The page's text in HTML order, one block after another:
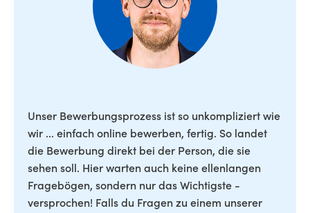
Unser Bewerbungsprozess ist so unkompliziert wie
wir ... einfach online bewerben, fertig. So landet
die Bewerbung direkt bei der Person, die sie
sehen soll. Hier warten auch keine ellenlangen
Fragebögen, sondern nur das Wichtigste -
versprochen! Falls du Fragen zu einem unserer